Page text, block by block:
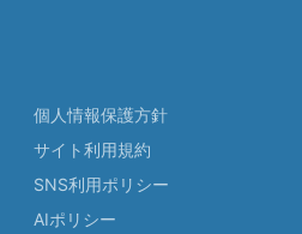
個人情報保護方針
サイト利用規約
SNS利用ポリシー
AIポリシー